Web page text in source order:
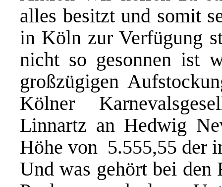
alles besitzt und somit
in Köln zur Verfügung
nicht so gesonnen ist
großzügigen
Kölner
Linnartz an Hedwig
Höhe von  5.555,55
Und was gehört bei den